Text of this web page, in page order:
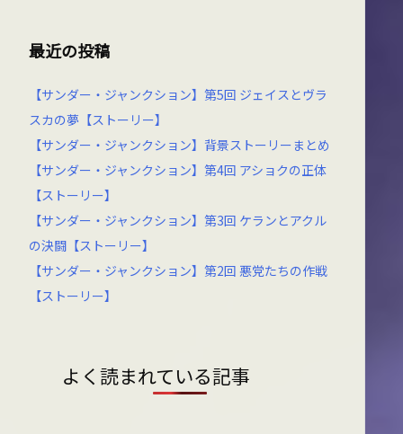
最近の投稿
【サンダー・ジャンクション】第5回 ジェイスとヴラ
スカの夢【ストーリー】
【サンダー・ジャンクション】背景ストーリーまとめ
【サンダー・ジャンクション】第4回 アショクの正体
【ストーリー】
【サンダー・ジャンクション】第3回 ケランとアクル
の決闘【ストーリー】
【サンダー・ジャンクション】第2回 悪党たちの作戦
【ストーリー】
よく読まれている記事